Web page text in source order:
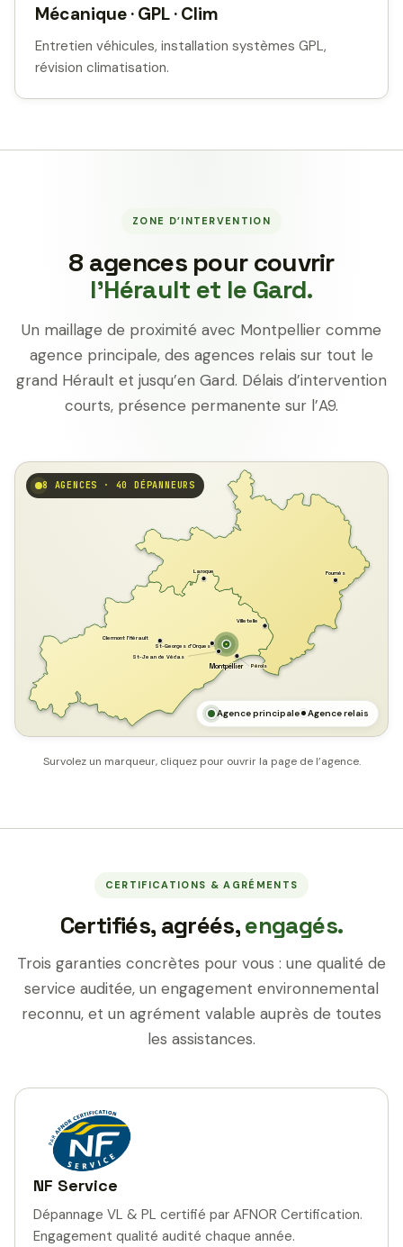
Mécanique · GPL · Clim
Entretien véhicules, installation systèmes GPL,
révision climatisation.
ZONE D’INTERVENTION
8 agences pour couvrir
l’Hérault et le Gard.
Un maillage de proximité avec Montpellier comme
agence principale, des agences relais sur tout le
grand Hérault et jusqu’en Gard. Délais d’intervention
courts, présence permanente sur l’A9.
Montpellier Pérols
Laroque Fournès
Villetelle
St-Georges d'Orques
Clermont l'Hérault
St-Jean de Védas
8 AGENCES · 40 DÉPANNEURS
Agence principale Agence relais
Survolez un marqueur, cliquez pour ouvrir la page de l’agence.
CERTIFICATIONS & AGRÉMENTS
Certifiés, agréés,engagés.
Trois garanties concrètes pour vous : une qualité de
service auditée, un engagement environnemental
reconnu, et un agrément valable auprès de toutes
les assistances.
NF Service
Dépannage VL & PL certifié par AFNOR Certification.
Engagement qualité audité chaque année.